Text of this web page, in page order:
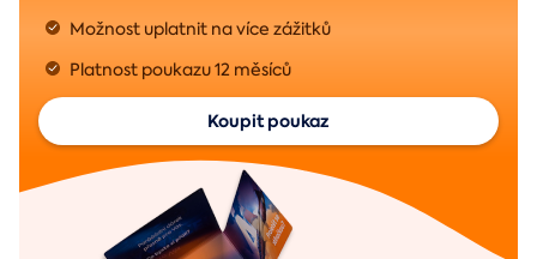
Možnost uplatnit na více zážitků
Platnost poukazu 12 měsíců
Koupit poukaz